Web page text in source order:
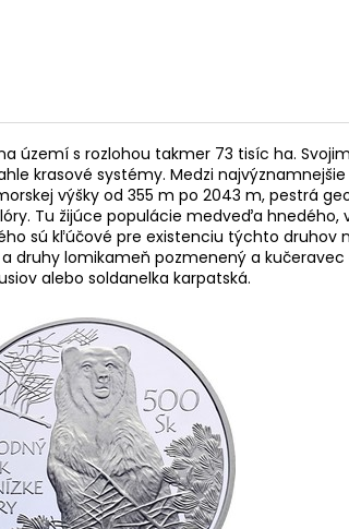
území s rozlohou takmer 73 tisíc ha.
krasové systémy. Medzi
výšky od 355 m po 2043 m, pestrá
Tu žijúce populácie medveďa
sú kľúčové pre existenciu týchto
druhy lomikameň pozmenený a
alebo soldanelka karpatská.